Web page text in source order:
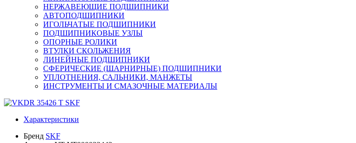
НЕРЖАВЕЮЩИЕ ПОДШИПНИКИ
АВТОПОДШИПНИКИ
ИГОЛЬЧАТЫЕ ПОДШИПНИКИ
ПОДШИПНИКОВЫЕ УЗЛЫ
ОПОРНЫЕ РОЛИКИ
ВТУЛКИ СКОЛЬЖЕНИЯ
ЛИНЕЙНЫЕ ПОДШИПНИКИ
СФЕРИЧЕСКИЕ (ШАРНИРНЫЕ) ПОДШИПНИКИ
УПЛОТНЕНИЯ, САЛЬНИКИ, МАНЖЕТЫ
ИНСТРУМЕНТЫ И СМАЗОЧНЫЕ МАТЕРИАЛЫ
Характеристики
Бренд SKF